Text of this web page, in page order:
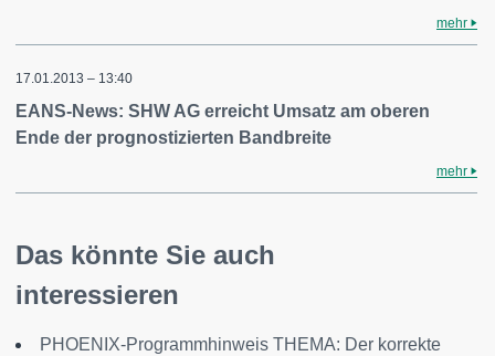
mehr
17.01.2013 – 13:40
EANS-News: SHW AG erreicht Umsatz am oberen
Ende der prognostizierten Bandbreite
mehr
Das könnte Sie auch
interessieren
PHOENIX-Programmhinweis THEMA: Der korrekte